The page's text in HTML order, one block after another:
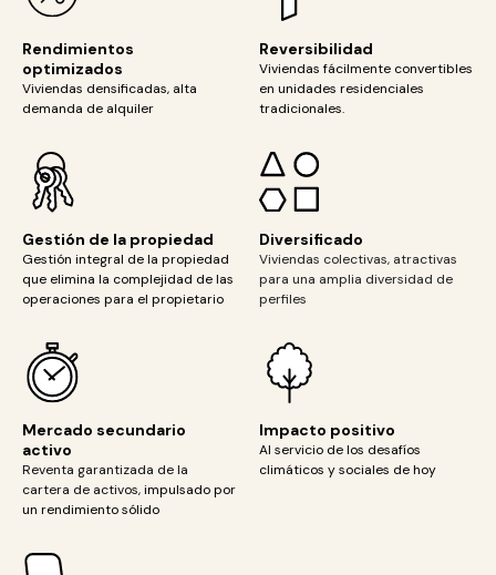
Rendimientos
optimizados
Viviendas densificadas, alta
demanda de alquiler
Reversibilidad
Viviendas fácilmente convertibles
en unidades residenciales
tradicionales.
Gestión de la propiedad
Gestión integral de la propiedad
que elimina la complejidad de las
operaciones para el propietario
Diversificado
Viviendas colectivas, atractivas
para una amplia diversidad de
perfiles
Mercado secundario
activo
Reventa garantizada de la
cartera de activos,impulsado por
un rendimiento sólido
Impacto positivo
Al servicio de los desafíos
climáticos y sociales de hoy